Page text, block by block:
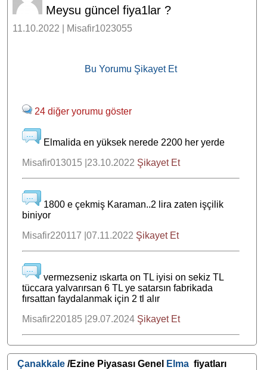
Meysu güncel fiya1lar ?
11.10.2022 | Misafir1023055
Bu Yorumu Şikayet Et
24 diğer yorumu göster
Elmalida en yüksek nerede 2200 her yerde
Misafir013015 |23.10.2022 Şikayet Et
1800 e çekmiş Karaman..2 lira zaten işçilik
biniyor
Misafir220117 |07.11.2022 Şikayet Et
vermezseniz ıskarta on TL iyisi on sekiz TL
tüccara yalvarırsan 6 TL ye satarsın fabrikada
fırsattan faydalanmak için 2 tl alır
Misafir220185 |29.07.2024 Şikayet Et
Çanakkale /Ezine Piyasası Genel Elma fiyatları